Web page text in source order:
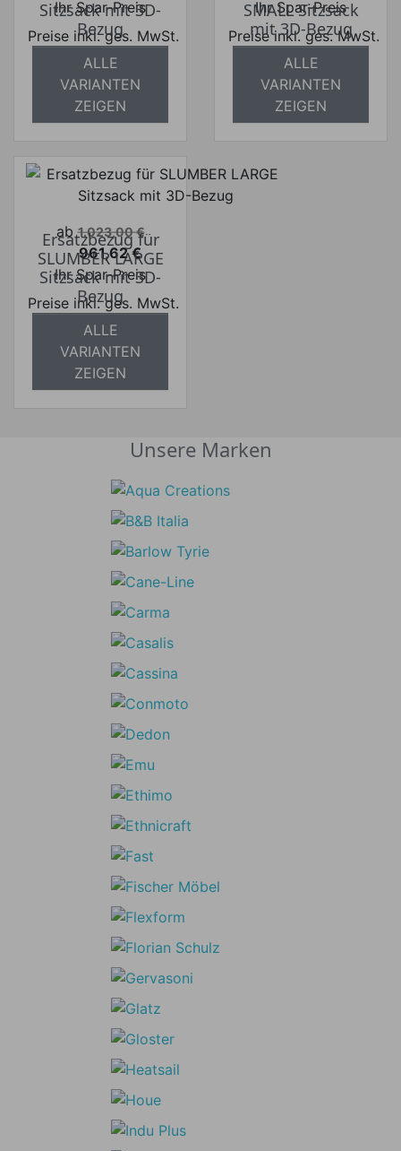
Ihr Spar-Preis
Preise inkl. ges. MwSt.
absolut
versandkostenfrei
Sitzsack mit 3D-
Bezug
ALLE
VARIANTEN
ZEIGEN
Ihr Spar-Preis
Preise inkl. ges. MwSt.
absolut
versandkostenfrei
SMALL Sitzsack
mit 3D-Bezug
ALLE
VARIANTEN
ZEIGEN
Verkaufspreis
ab 1.023,00 €
Preis
961,62 €
Ihr Spar-Preis
Preise inkl. ges. MwSt.
absolut
versandkostenfrei
Ersatzbezug für
SLUMBER LARGE
Sitzsack mit 3D-
Bezug
ALLE
VARIANTEN
ZEIGEN
Unsere Marken